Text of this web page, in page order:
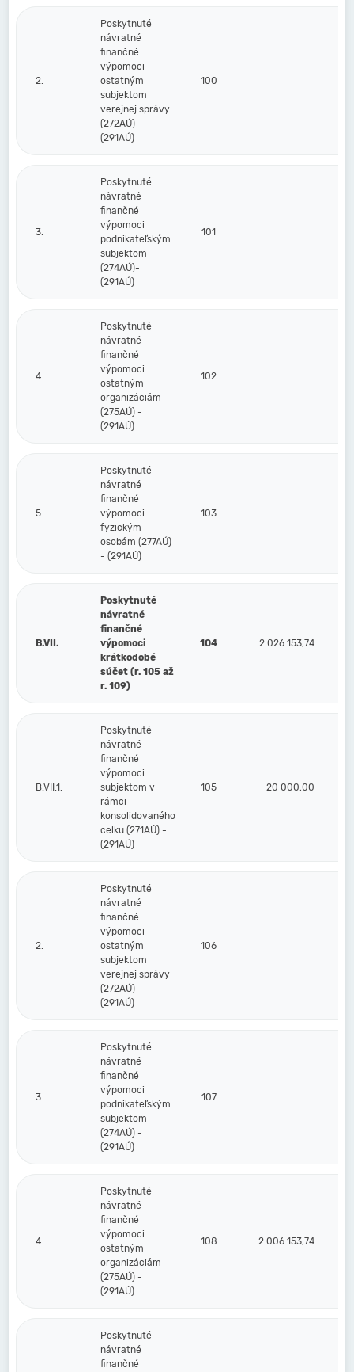
2.
Poskytnuté
návratné
finančné
výpomoci
ostatným
subjektom
verejnej správy
(272AÚ) -
(291AÚ)
100
3.
Poskytnuté
návratné
finančné
výpomoci
podnikateľským
subjektom
(274AÚ)-
(291AÚ)
101
4.
Poskytnuté
návratné
finančné
výpomoci
ostatným
organizáciám
(275AÚ) -
(291AÚ)
102
5.
Poskytnuté
návratné
finančné
výpomoci
fyzickým
osobám (277AÚ)
- (291AÚ)
103
B.VII.
Poskytnuté
návratné
finančné
výpomoci
krátkodobé
súčet (r. 105 až
r. 109)
104 2 026 153,74
B.VII.1.
Poskytnuté
návratné
finančné
výpomoci
subjektom v
rámci
konsolidovaného
celku (271AÚ) -
(291AÚ)
105 20 000,00
2.
Poskytnuté
návratné
finančné
výpomoci
ostatným
subjektom
verejnej správy
(272AÚ) -
(291AÚ)
106
3.
Poskytnuté
návratné
finančné
výpomoci
podnikateľským
subjektom
(274AÚ) -
(291AÚ)
107
4.
Poskytnuté
návratné
finančné
výpomoci
ostatným
organizáciám
(275AÚ) -
(291AÚ)
108 2 006 153,74
Poskytnuté
návratné
finančné